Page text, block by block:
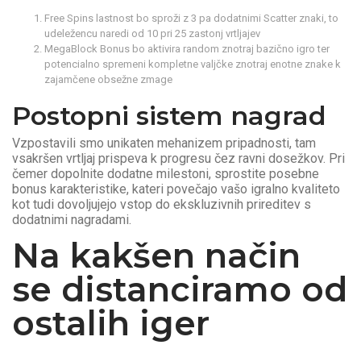
Free Spins lastnost bo sproži z 3 pa dodatnimi Scatter znaki, to
udeležencu naredi od 10 pri 25 zastonj vrtljajev
MegaBlock Bonus bo aktivira random znotraj bazično igro ter
potencialno spremeni kompletne valjčke znotraj enotne znake k
zajamčene obsežne zmage
Postopni sistem nagrad
Vzpostavili smo unikaten mehanizem pripadnosti, tam
vsakršen vrtljaj prispeva k progresu čez ravni dosežkov. Pri
čemer dopolnite dodatne milestoni, sprostite posebne
bonus karakteristike, kateri povečajo vašo igralno kvaliteto
kot tudi dovoljujejo vstop do ekskluzivnih prireditev s
dodatnimi nagradami.
Na kakšen način
se distanciramo od
ostalih iger